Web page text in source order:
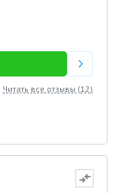
Читать все отзывы (12)